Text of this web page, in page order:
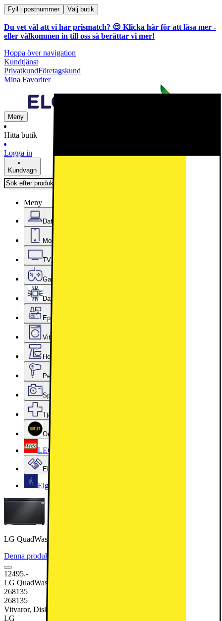
Fyll i postnummer Välj butik
Du vet väl att vi har prismatch? 😍 Klicka här för att läsa mer -
eller välkommen in till oss så berättar vi mer!
Hoppa över navigation
Kundtjänst
PrivatkundFöretagskund
Mina Favoriter
Meny
Hitta butik
Logga in
Kundvagn
Meny
Datorer & Kontor
Mobiler, Tablets & Smartklockor
TV, Ljud & Smart Hem
Gaming
Datorkomponenter
Epoq Kök & Tvättstuga
Vitvaror
Hem, Hushåll & Trädgård
Personvård, Hälsa & Skönhet
Sport & Fritid
Tjänster & Tillbehör
Outlet
LEGO
Elgiganten Företag
Elgiganten Kundklubb
LG QuadWash diskmaskin SDU527HM (svart)
Denna produkt har blivit bedömd som 4.4 av 5 möjliga stjärnor.
12495.-
LG QuadWash diskmaskin SDU527HM (svart)
268135
268135
Vitvaror, Diskmaskin
LG